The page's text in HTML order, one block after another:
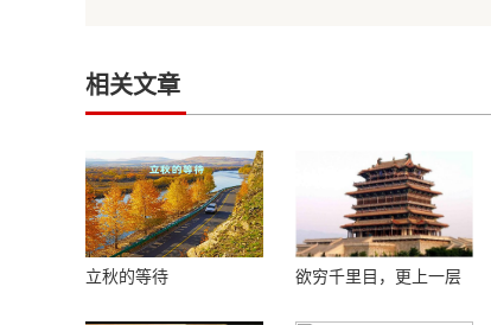
相关文章
立秋的等待
欲穷千里目，更上一层